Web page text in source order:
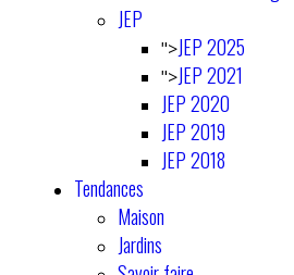
JEP
">JEP 2025
">JEP 2021
JEP 2020
JEP 2019
JEP 2018
Tendances
Maison
Jardins